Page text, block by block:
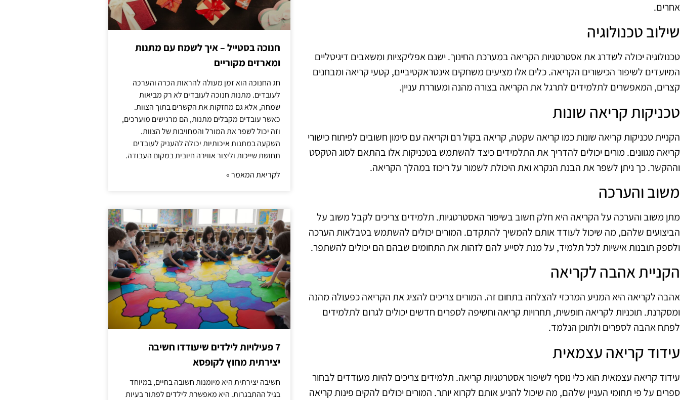
אחרים.
שילוב טכנולוגיה
טכנולוגיה יכולה לשדרג את אסטרטגיות הקריאה במערכת החינוך. ישנם אפליקציות ומשאבים דיגיטליים
המיועדים לשיפור הכישורים הקריאה. כלים אלו מציעים משחקים אינטראקטיביים, קטעי קריאה ומבחנים
קצרים, המאפשרים לתלמידים לתרגל את הקריאה בצורה מהנה ומעוררת עניין.
טכניקות קריאה שונות
הקניית טכניקות קריאה שונות כמו קריאה שקטה, קריאה בקול רם וקריאה עם סימון חשובים לפיתוח כישורי
קריאה מגוונים. מורים יכולים להדריך את התלמידים כיצד להשתמש בטכניקות אלו בהתאם לסוג הטקסט
וההקשר. כך ניתן לשפר את הבנת הנקרא ואת היכולת לשמור על ריכוז במהלך הקריאה.
משוב והערכה
מתן משוב והערכה על הקריאה היא חלק חשוב בשיפור האסטרטגיות. תלמידים צריכים לקבל משוב על
הביצועים שלהם, מה שיכול לעודד אותם להמשיך להתקדם. המורים יכולים להשתמש בטבלאות הערכה
ולספק תובנות אישיות לכל תלמיד, על מנת לסייע להם לזהות את התחומים שבהם הם יכולים להשתפר.
הקניית אהבה לקריאה
אהבה לקריאה היא המניע המרכזי להצלחה בתחום זה. המורים צריכים להציג את הקריאה כפעולה מהנה
ומסקרנת. תוכניות לקריאה חופשית, תחרויות קריאה וחשיפה לספרים חדשים יכולים לגרום לתלמידים
לפתח אהבה לספרים ולתוכן הנלמד.
עידוד קריאה עצמאית
עידוד קריאה עצמאית הוא כלי נוסף לשיפור אסטרטגיות קריאה. תלמידים צריכים להיות מעודדים לבחור
ספרים על פי תחומי העניין שלהם, מה שיכול להניע אותם לקרוא יותר. המורים יכולים להקים פינות קריאה
חנוכה בסטייל – איך לשמח עם מתנות
ומארזים מקוריים
חג החנוכה הוא זמן מעולה להראות הכרה והערכה
לעובדים. מתנות חנוכה לעובדים לא רק מביאות
שמחה, אלא גם מחזקות את הקשרים בתוך הצוות.
כאשר עובדים מקבלים מתנות, הם מרגישים מוערכים,
וזה יכול לשפר את המורל והמחויבות של הצוות.
השקעה במתנות איכותיות יכולה להעניק לעובדים
תחושת שייכות וליצור אווירה חיובית במקום העבודה.
לקריאת המאמר »
7 פעילויות לילדים שיעודדו חשיבה
יצירתית מחוץ לקופסא
חשיבה יצירתית היא מיומנות חשובה בחיים, במיוחד
בגיל ההתבגרות. היא מאפשרת לילדים לפתור בעיות